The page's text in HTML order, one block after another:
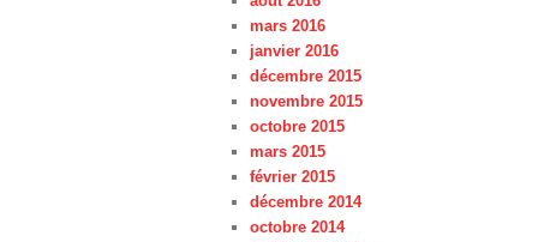
mars 2016
janvier 2016
décembre 2015
novembre 2015
octobre 2015
mars 2015
février 2015
décembre 2014
octobre 2014